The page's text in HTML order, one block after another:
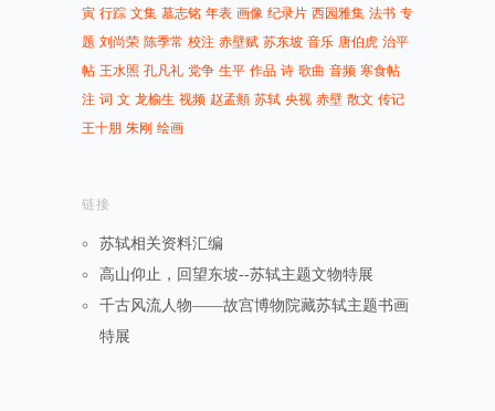
寅 行踪 文集 墓志铭 年表 画像 纪录片 西园雅集 法书 专
题 刘尚荣 陈季常 校注 赤壁赋 苏东坡 音乐 唐伯虎 治平
帖 王水照 孔凡礼 党争 生平 作品 诗 歌曲 音频 寒食帖
注 词 文 龙榆生 视频 赵孟頫 苏轼 央视 赤壁 散文 传记
王十朋 朱刚 绘画
链接
苏轼相关资料汇编
高山仰止，回望东坡--苏轼主题文物特展
千古风流人物——故宫博物院藏苏轼主题书画
特展